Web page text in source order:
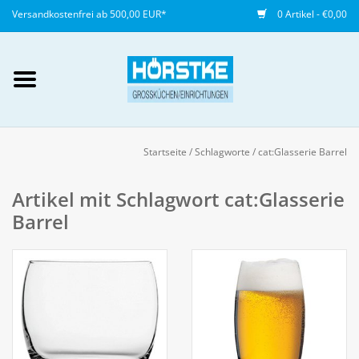
Versandkostenfrei ab 500,00 EUR* 0 Artikel - €0,00
anlegen
NEU
Gedeckter Tisch
Buffet
Fingerfood
Startseite /Schlagworte /cat:Glasserie Barrel
Artikel mit Schlagwort cat:Glasserie
Barrel